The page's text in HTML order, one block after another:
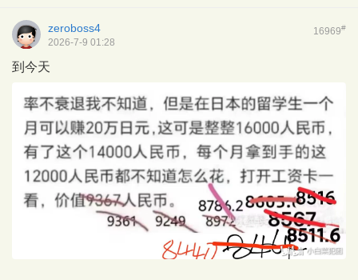
16969#
zeroboss4
2026-7-9 01:28
到今天